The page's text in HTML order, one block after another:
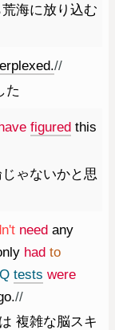
海に放り込む
//
た
figured this
ゃないかと思
n't need any
had to
tests were
//
複雑な脳スキ